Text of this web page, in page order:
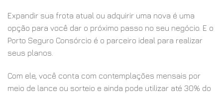
Expandir sua frota atual ou adquirir uma nova é uma
opção para você dar o próximo passo no seu negócio. E o
Porto Seguro Consórcio é o parceiro ideal para realizar
seus planos.
Com ele, você conta com contemplações mensais por
meio de lance ou sorteio e ainda pode utilizar até 30% do